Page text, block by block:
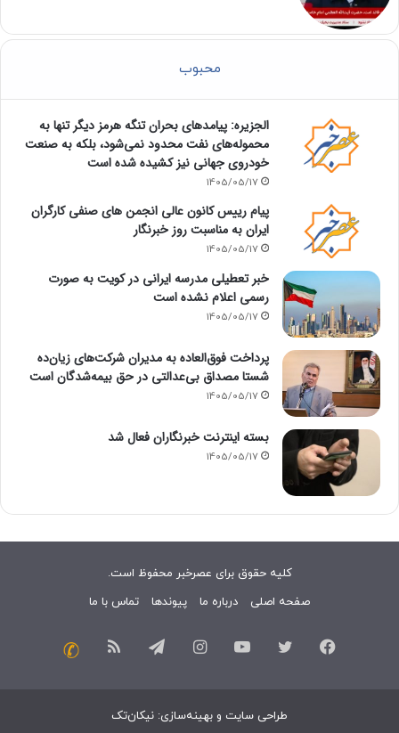
محبوب
الجزیره: پیامدهای بحران تنگه هرمز دیگر تنها به
محموله‌های نفت محدود نمی‌شود، بلکه به صنعت
خودروی جهانی نیز کشیده شده است
1405/05/17
پیام رییس کانون عالی انجمن های صنفی کارگران
ایران به مناسبت روز خبرنگار
1405/05/17
خبر تعطیلی مدرسه ایرانی در کویت به صورت
رسمی اعلام نشده است
1405/05/17
پرداخت فوق‌العاده به مدیران شرکت‌های زیان‌ده
شستا مصداق بی‌عدالتی در حق بیمه‌شدگان است
1405/05/17
بسته اینترنت خبرنگاران فعال شد
1405/05/17
کلیه حقوق برای عصرخبر محفوظ است.
صفحه اصلی
درباره ما پیوندها تماس با ما
فیسبوک توییتر یوتیوب اینستاگرامتلگرام خوراک
طراحی سایت و بهینه‌سازی: نیکان‌تک